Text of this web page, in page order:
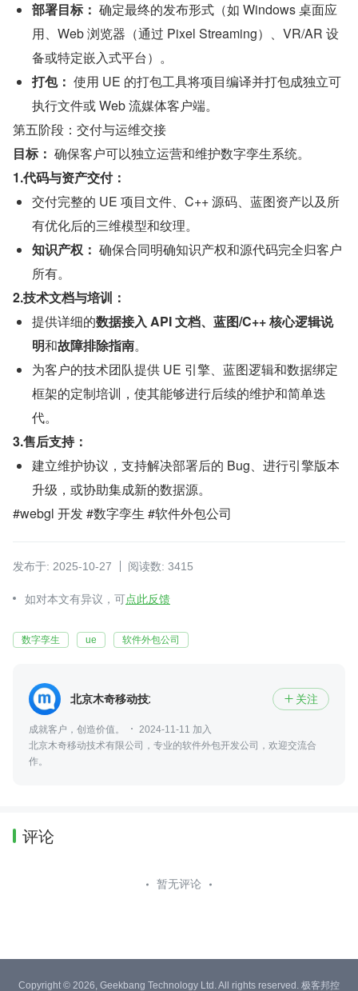
部署目标： 确定最终的发布形式（如 Windows 桌面应
用、Web 浏览器（通过 Pixel Streaming）、VR/AR 设
备或特定嵌入式平台）。
打包： 使用 UE 的打包工具将项目编译并打包成独立可
执行文件或 Web 流媒体客户端。
第五阶段：交付与运维交接
目标： 确保客户可以独立运营和维护数字孪生系统。
1.代码与资产交付：
交付完整的 UE 项目文件、C++ 源码、蓝图资产以及所
有优化后的三维模型和纹理。
知识产权： 确保合同明确知识产权和源代码完全归客户
所有。
2.技术文档与培训：
提供详细的数据接入 API 文档、蓝图/C++ 核心逻辑说
明和故障排除指南。
为客户的技术团队提供 UE 引擎、蓝图逻辑和数据绑定
框架的定制培训，使其能够进行后续的维护和简单迭
代。
3.售后支持：
建立维护协议，支持解决部署后的 Bug、进行引擎版本
升级，或协助集成新的数据源。
#webgl 开发 #数字孪生 #软件外包公司
发布于: 2025-10-27 阅读数: 3415
如对本文有异议，可点此反馈
数字孪生 ue 软件外包公司
北京木奇移动技术有限公司  关注
成就客户，创造价值。
2024-11-11 加入
北京木奇移动技术有限公司，专业的软件外包开发公司，欢迎交流合
作。
评论
暂无评论
Copyright © 2026, Geekbang Technology Ltd. All rights reserved. 极客邦控